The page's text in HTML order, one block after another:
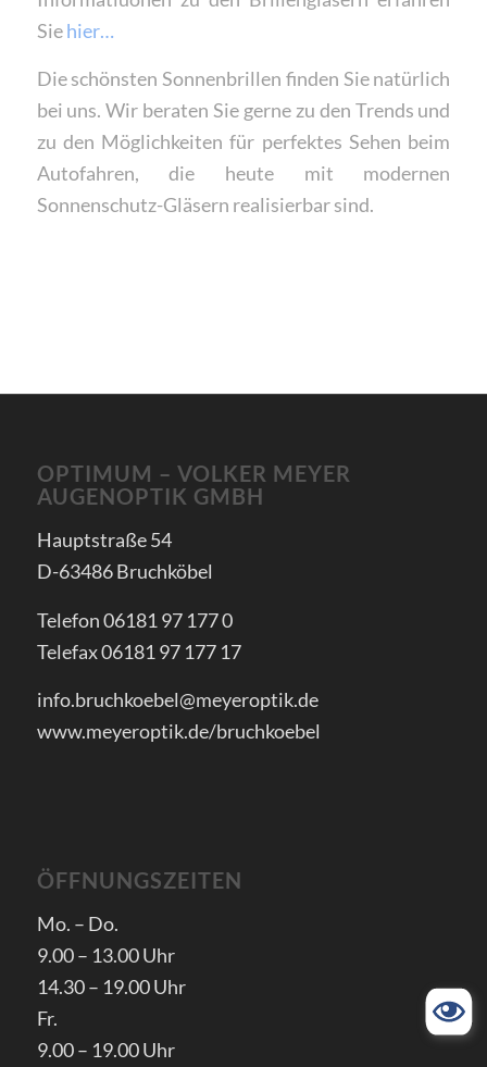
Siehier…
Die schönsten Sonnenbrillen finden Sie natürlich
bei uns. Wir beraten Sie gerne zu den Trends und
zu den Möglichkeiten für perfektes Sehen beim
Autofahren, die heute mit modernen
Sonnenschutz-Gläsern realisierbar sind.
OPTIMUM – VOLKER MEYER
AUGENOPTIK GMBH
Hauptstraße 54
D-63486 Bruchköbel
Telefon 06181 97 177 0
Telefax 06181 97 177 17
info.bruchkoebel@meyeroptik.de
www.meyeroptik.de/bruchkoebel
ÖFFNUNGSZEITEN
Mo. – Do.
9.00 – 13.00 Uhr
14.30 – 19.00 Uhr
Fr.
9.00 – 19.00 Uhr